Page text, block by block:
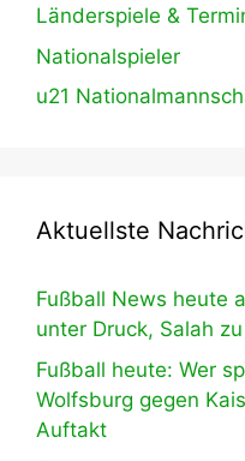
Länderspiele &
Nationalspieler
u21
Aktuellste
Fußball News heute
unter Druck, Salah
Fußball heute: Wer
Wolfsburg gegen
Auftakt